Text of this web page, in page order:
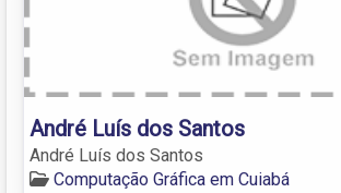
André Luís dos Santos
André Luís dos Santos
Computação Gráfica em Cuiabá